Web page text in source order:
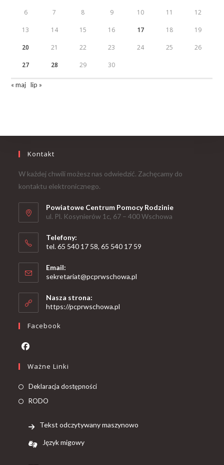
6 7 8 9 10 11 12
13 14 15 16 17 18 19
20 21 22 23 24 25 26
27 28 29 30
« maj lip »
Kontakt
W każdej chwili możesz nas odwiedzić. Zachęcamy do
kontaktu elektronicznego.
Powiatowe Centrum Pomocy Rodzinie
ul. Pl. Kosynierów 1c, 67 – 400 Wschowa
Telefony:
tel. 65 540 17 58, 65 540 17 59
Email:
sekretariat@pcprwschowa.pl
Nasza strona:
https://pcprwschowa.pl
Facebook
Ważne Linki
Deklaracja dostępności
RODO
Tekst odczytywany maszynowo
Język migowy